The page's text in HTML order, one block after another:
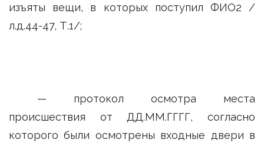
изъяты вещи, в которых поступил ФИО2 /
л.д.44-47, Т.1/;
— протокол осмотра места
происшествия от ДД.ММ.ГГГГ, согласно
которого были осмотрены входные двери в